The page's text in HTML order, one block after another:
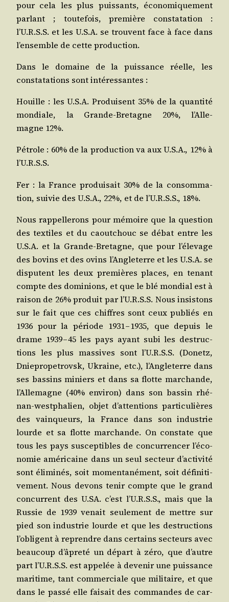
pour cela les plus puis­sants, éco­no­mi­que­ment
par­lant ; tou­te­fois, pre­mière consta­ta­tion :
l’U.R.S.S. et les U.S.A. se trouvent face à face dans
l’en­semble de cette production.
Dans le domaine de la puis­sance réelle, les
consta­ta­tions sont intéressantes :
Houille : les U.S.A. Pro­duisent 35% de la quan­ti­té
mon­diale, la Grande-Bre­tagne 20%, l’Al­le­
magne 12%.
Pétrole : 60% de la pro­duc­tion va aux U.S.A., 12% à
l’U.R.S.S.
Fer : la France pro­dui­sait 30% de la consom­ma­
tion, sui­vie des U.S.A., 22%, et de l’U.R.S.S., 18%.
Nous rap­pel­le­rons pour mémoire que la ques­tion
des tex­tiles et du caou­tchouc se débat entre les
U.S.A. et la Grande-Bre­tagne, que pour l’é­le­vage
des bovins et des ovins l’An­gle­terre et les U.S.A. se
dis­putent les deux pre­mières places, en tenant
compte des domi­nions, et que le blé mon­dial est à
rai­son de 26% pro­duit par l’U.R.S.S. Nous insis­tons
sur le fait que ces chiffres sont ceux publiés en
1936 pour la période 1931 – 1935, que depuis le
drame 1939 – 45 les pays ayant subi les des­truc­
tions les plus mas­sives sont l’U.R.S.S. (Donetz,
Dnie­pro­pe­trovsk, Ukraine, etc.), l’An­gle­terre dans
ses bas­sins miniers et dans sa flotte mar­chande,
l’Al­le­magne (40% envi­ron) dans son bas­sin rhé­
nan-west­pha­lien, objet d’at­ten­tions par­ti­cu­lières
des vain­queurs, la France dans son indus­trie
lourde et sa flotte mar­chande. On constate que
tous les pays sus­cep­tibles de concur­ren­cer l’é­co­
no­mie amé­ri­caine dans un seul sec­teur d’ac­ti­vi­té
sont éli­mi­nés, soit momen­ta­né­ment, soit défi­ni­ti­
ve­ment. Nous devons tenir compte que le grand
concur­rent des U.SA. c’est l’U.R.S.S., mais que la
Rus­sie de 1939 venait seule­ment de mettre sur
pied son indus­trie lourde et que les des­truc­tions
l’o­bligent à reprendre dans cer­tains sec­teurs avec
beau­coup d’â­pre­té un départ à zéro, que d’autre
part l’U.R.S.S. est appe­lée à deve­nir une puis­sance
mari­time, tant com­mer­ciale que mili­taire, et que
dans le pas­sé elle fai­sait des com­mandes de car­